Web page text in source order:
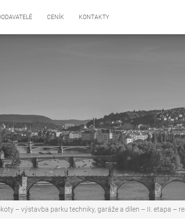
CENÍK KONTAKTY
– výstavba parku techniky, garáže a dílen – II. etapa –